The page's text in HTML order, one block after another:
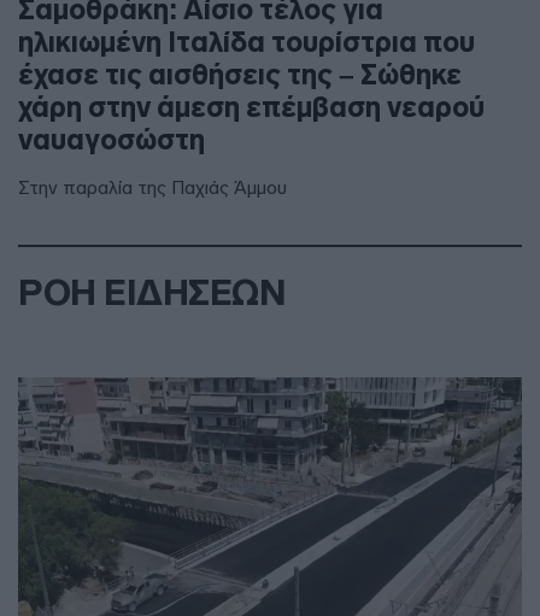
Σαμοθράκη: Αίσιο τέλος για
ηλικιωμένη Ιταλίδα τουρίστρια που
έχασε τις αισθήσεις της – Σώθηκε
χάρη στην άμεση επέμβαση νεαρού
ναυαγοσώστη
Στην παραλία της Παχιάς Άμμου
ΡΟΗ ΕΙΔΗΣΕΩΝ